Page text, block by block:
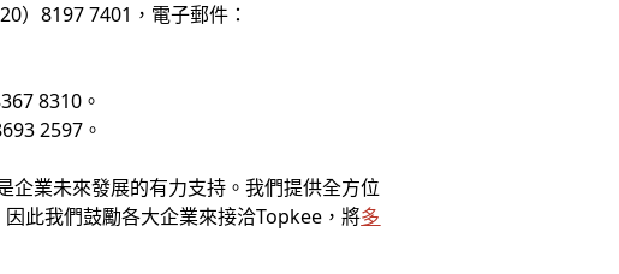
）8197 7401，電子郵件：
8310。
2597。
業未來發展的有力支持。我們提供全方位
此我們鼓勵各大企業來接洽Topkee，將多